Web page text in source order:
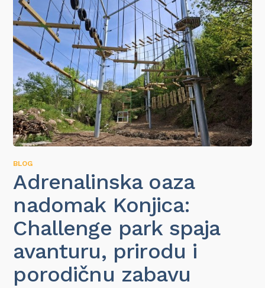
BLOG
Adrenalinska oaza
nadomak Konjica:
Challenge park spaja
avanturu, prirodu i
porodičnu zabavu